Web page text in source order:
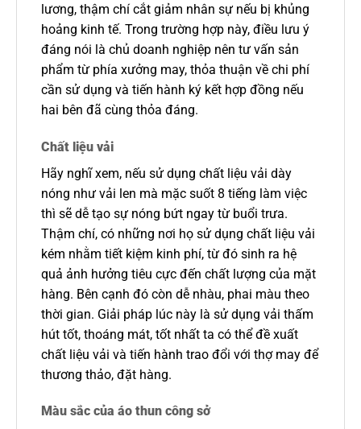
lương, thậm chí cắt giảm nhân sự nếu bị khủng
hoảng kinh tế. Trong trường hợp này, điều lưu ý
đáng nói là chủ doanh nghiệp nên tư vấn sản
phẩm từ phía xưởng may, thỏa thuận về chi phí
cần sử dụng và tiến hành ký kết hợp đồng nếu
hai bên đã cùng thỏa đáng.
Chất liệu vải
Hãy nghĩ xem, nếu sử dụng chất liệu vải dày
nóng như vải len mà mặc suốt 8 tiếng làm việc
thì sẽ dễ tạo sự nóng bứt ngay từ buổi trưa.
Thậm chí, có những nơi họ sử dụng chất liệu vải
kém nhằm tiết kiệm kinh phí, từ đó sinh ra hệ
quả ảnh hưởng tiêu cực đến chất lượng của mặt
hàng. Bên cạnh đó còn dễ nhàu, phai màu theo
thời gian. Giải pháp lúc này là sử dụng vải thấm
hút tốt, thoáng mát, tốt nhất ta có thể đề xuất
chất liệu vải và tiến hành trao đổi với thợ may để
thương thảo, đặt hàng.
Màu sắc của áo thun công sở